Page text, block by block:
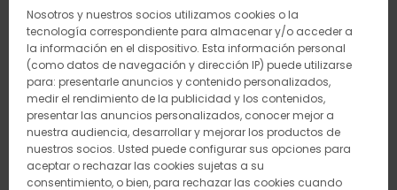
Nosotros y nuestros socios utilizamos cookies o la
tecnología correspondiente para almacenar y/o acceder a
la información en el dispositivo. Esta información personal
(como datos de navegación y dirección IP) puede utilizarse
para: presentarle anuncios y contenido personalizados,
medir el rendimiento de la publicidad y los contenidos,
presentar las anuncios personalizados, conocer mejor a
nuestra audiencia, desarrollar y mejorar los productos de
nuestros socios. Usted puede configurar sus opciones para
aceptar o rechazar las cookies sujetas a su
consentimiento, o bien, para rechazar las cookies cuando